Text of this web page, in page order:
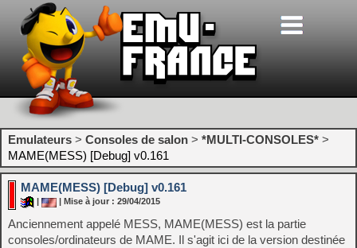
Emulateurs > Consoles de salon > *MULTI-CONSOLES* >
MAME(MESS) [Debug] v0.161
MAME(MESS) [Debug] v0.161
| Mise à jour : 29/04/2015
Anciennement appelé MESS, MAME(MESS) est la partie
consoles/ordinateurs de MAME. Il s'agit ici de la version destinée